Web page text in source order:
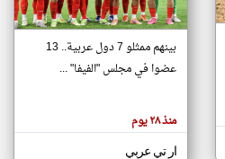
تغيير الدولة
اخبار جزر القمر على مدار الساعة
أهم اخبار جزر القمر العاجلة والمباشرة
بينهم ممثلو 7 دول عربية.. 13
عضوا في مجلس "الفيفا" ...
منذ ٢٨ يوم
ار تي عربي
klyoum.com